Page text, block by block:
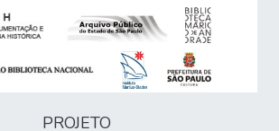
PROJETO